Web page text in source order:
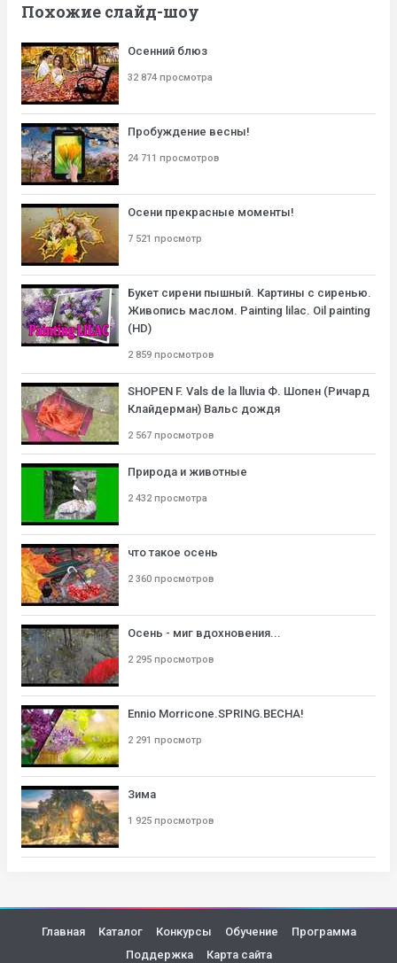
Похожие слайд-шоу
Осенний блюз
32 874 просмотра
Пробуждение весны!
24 711 просмотров
Осени прекрасные моменты!
7 521 просмотр
Букет сирени пышный. Картины с сиренью.
Живопись маслом. Painting lilac. Oil painting
(HD)
2 859 просмотров
SHOPEN F. Vals de la lluvia Ф. Шопен (Ричард
Клайдерман) Вальс дождя
2 567 просмотров
Природа и животные
2 432 просмотра
что такое осень
2 360 просмотров
Осень - миг вдохновения...
2 295 просмотров
Ennio Morricone.SPRING.ВЕСНА!
2 291 просмотр
Зима
1 925 просмотров
Главная Каталог Конкурсы Обучение
Программа
Поддержка
Карта сайта